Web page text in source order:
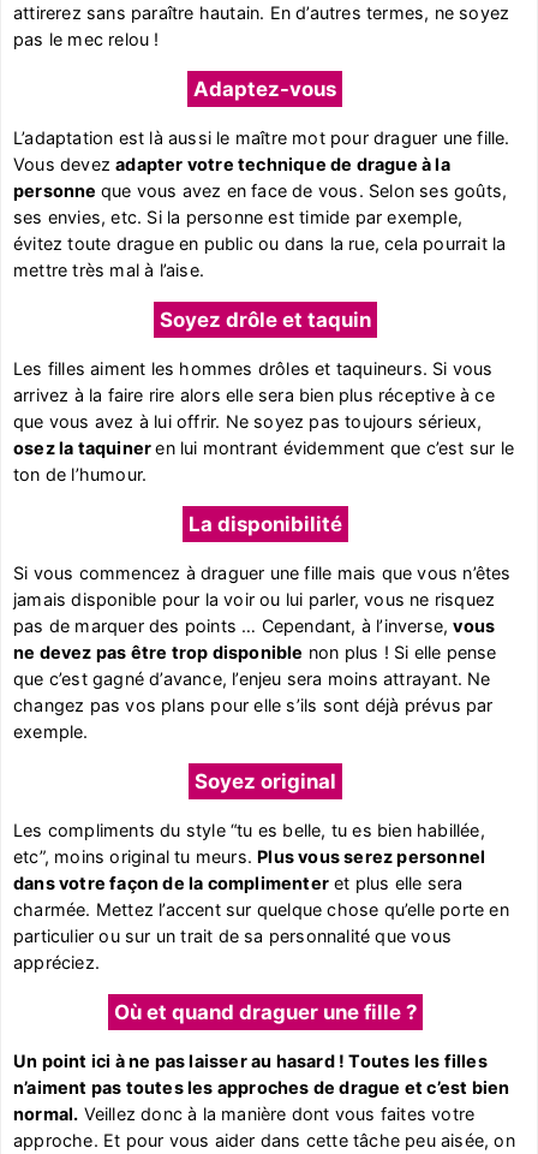
attirerez sans paraître hautain. En d’autres termes, ne soyez
pas le mec relou !
Adaptez-vous
L’adaptation est là aussi le maître mot pour draguer une fille.
Vous devezadapter votre technique de drague à la
personne que vous avez en face de vous. Selon ses goûts,
ses envies, etc. Si la personne est timide par exemple,
évitez toute drague en public ou dans la rue, cela pourrait la
mettre très mal à l’aise.
Soyez drôle et taquin
Les filles aiment les hommes drôles et taquineurs. Si vous
arrivez à la faire rire alors elle sera bien plus réceptive à ce
que vous avez à lui offrir. Ne soyez pas toujours sérieux,
osez la taquineren lui montrant évidemment que c’est sur le
ton de l’humour.
La disponibilité
Si vous commencez à draguer une fille mais que vous n’êtes
jamais disponible pour la voir ou lui parler, vous ne risquez
pas de marquer des points … Cependant, à l’inverse,vous
ne devez pas être trop disponible non plus ! Si elle pense
que c’est gagné d’avance, l’enjeu sera moins attrayant. Ne
changez pas vos plans pour elle s’ils sont déjà prévus par
exemple.
Soyez original
Les compliments du style “tu es belle, tu es bien habillée,
etc”, moins original tu meurs. Plus vous serez personnel
dans votre façon de la complimenter et plus elle sera
charmée. Mettez l’accent sur quelque chose qu’elle porte en
particulier ou sur un trait de sa personnalité que vous
appréciez.
Où et quand draguer une fille ?
Un point ici à ne pas laisser au hasard ! Toutes les filles
n’aiment pas toutes les approches de drague et c’est bien
normal. Veillez donc à la manière dont vous faites votre
approche. Et pour vous aider dans cette tâche peu aisée, on